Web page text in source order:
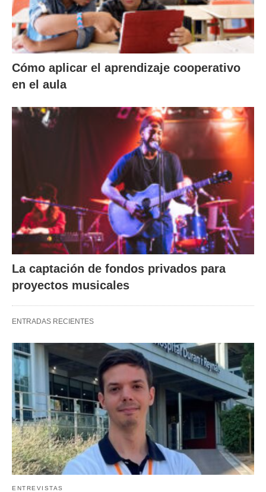
Cómo aplicar el aprendizaje cooperativo
en el aula
La captación de fondos privados para
proyectos musicales
ENTRADAS RECIENTES
ENTREVISTAS